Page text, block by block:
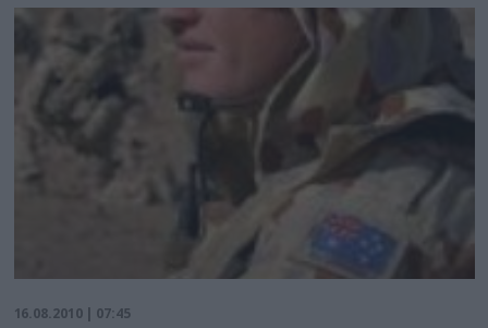
προσγειώθηκε με ασφάλεια στην περιοχή Νίκη του
Βόλου, όταν ο κινητήρας απώλεσε την ισχύ του.Οι
χειριστές του ελικοπτέρου είναι καλά στην υγεία
τους και δεν έχουν προκληθεί ζημιές στο ελικόπτερο.
Ομάδα τεχνικών μεταβαίνει στον χώρο προσγείωσης
για την επισκευή του ελικοπτέρου.
16.08.2010 | 07:45